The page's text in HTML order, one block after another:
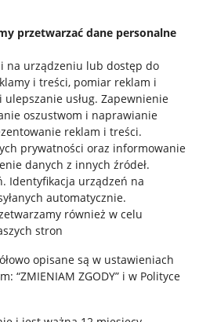
przetwarzać dane personalne
na urządzeniu lub dostęp do
i treści, pomiar reklam i
usług. Zapewnienie
oszustwom i naprawianie
reklam i treści.
prywatności oraz informowanie
danych z innych źródeł.
. Identyfikacja urządzeń na
automatycznie.
również w celu
stron
opisane są w ustawieniach
“ZMIENIAM ZGODY” i w Polityce